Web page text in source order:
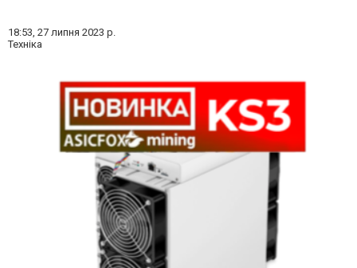
18:53, 27 липня 2023 р.
Техніка